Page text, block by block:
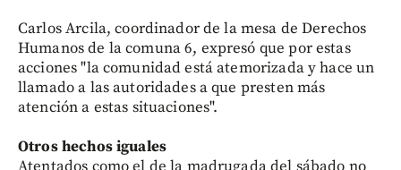
Carlos Arcila, coordinador de la mesa de Derechos
Humanos de la comuna 6, expresó que por estas
acciones "la comunidad está atemorizada y hace un
llamado a las autoridades a que presten más
atención a estas situaciones".
Otros hechos iguales
Atentados como el de la madrugada del sábado no